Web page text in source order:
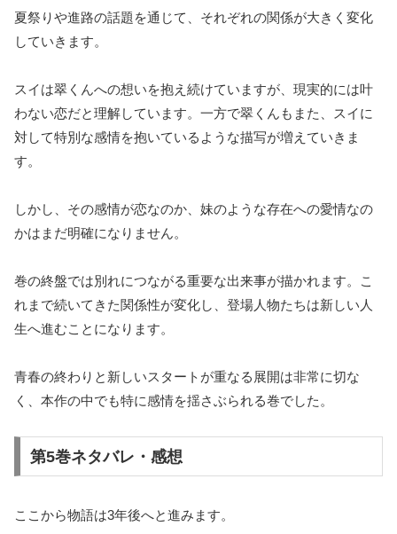
夏祭りや進路の話題を通じて、それぞれの関係が大きく変化
していきます。
スイは翠くんへの想いを抱え続けていますが、現実的には叶
わない恋だと理解しています。一方で翠くんもまた、スイに
対して特別な感情を抱いているような描写が増えていきま
す。
しかし、その感情が恋なのか、妹のような存在への愛情なの
かはまだ明確になりません。
巻の終盤では別れにつながる重要な出来事が描かれます。こ
れまで続いてきた関係性が変化し、登場人物たちは新しい人
生へ進むことになります。
青春の終わりと新しいスタートが重なる展開は非常に切な
く、本作の中でも特に感情を揺さぶられる巻でした。
第5巻ネタバレ・感想
ここから物語は3年後へと進みます。